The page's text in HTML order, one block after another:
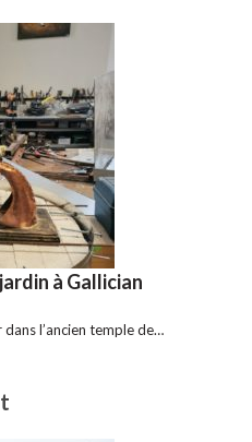
à Gallician
l’ancien temple de…